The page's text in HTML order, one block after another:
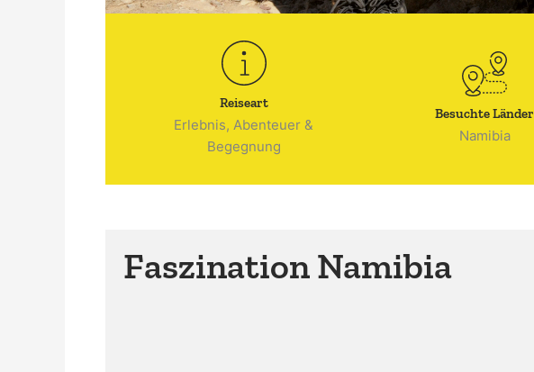
Reiseart
Erlebnis, Abenteuer &
Begegnung
Besuchte Länder
Namibia
Faszination Namibia